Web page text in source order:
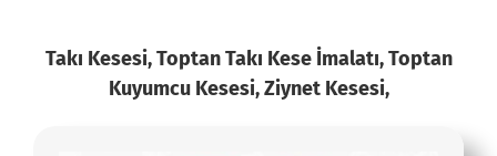
Takı Kesesi, Toptan Takı Kese İmalatı, Toptan
Kuyumcu Kesesi, Ziynet Kesesi,